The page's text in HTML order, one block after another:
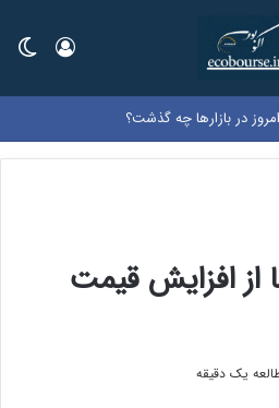
ورود
در بازارها چه گذشت؟
از افزایش قیمت
یک دقیقه